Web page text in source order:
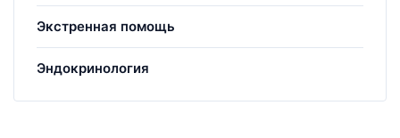
Экстренная помощь
Эндокринология